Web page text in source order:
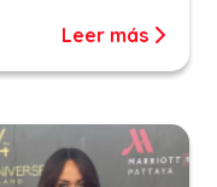
Leer más